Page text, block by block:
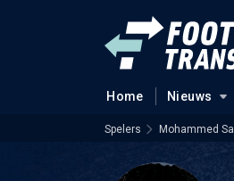
Home Nieuws
Spelers Mohammed